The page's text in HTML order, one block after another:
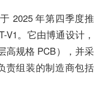
2025 年第四季度推
V1。它由博通设计，
高规格 PCB），并采
责组装的制造商包括